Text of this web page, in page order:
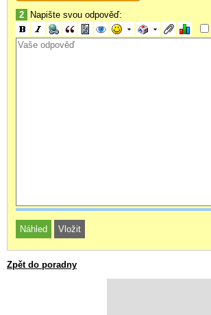
2 Napište svou odpověď:
Zpět do poradny